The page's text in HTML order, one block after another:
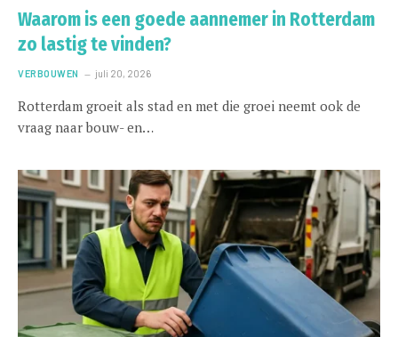
Waarom is een goede aannemer in Rotterdam
zo lastig te vinden?
VERBOUWEN juli 20, 2026
Rotterdam groeit als stad en met die groei neemt ook de
vraag naar bouw- en…